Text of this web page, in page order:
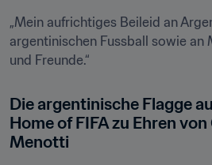
„Mein aufrichtiges Beileid an
argentinischen Fussball sowie an
und Freunde.“
Die argentinische Flagge
Home of FIFA zu Ehren
Menotti